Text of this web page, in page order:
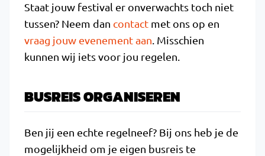
Staat jouw festival er onverwachts toch niet
tussen? Neem dan contact met ons op en
vraag jouw evenement aan. Misschien
kunnen wij iets voor jou regelen.
BUSREIS ORGANISEREN
Ben jij een echte regelneef? Bij ons heb je de
mogelijkheid om je eigen busreis te